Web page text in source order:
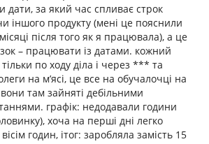
дати, за який час спливає строк
іншого продукту (мені це пояснили
після того як я працювала), а це
– працювати із датами. кожний
по ходу діла і через *** та
на м’ясі, це все на обучалочці на
там зайняті дебільними
графік: недодавали години
хоча на перші дні легко
годин, ітог: заробляла замість 15